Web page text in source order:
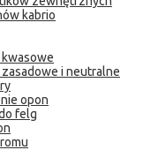
kabrio
i neutralne
opon
felg